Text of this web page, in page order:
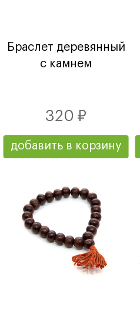
Браслет деревянный
с камнем
320 ₽
добавить в корзину